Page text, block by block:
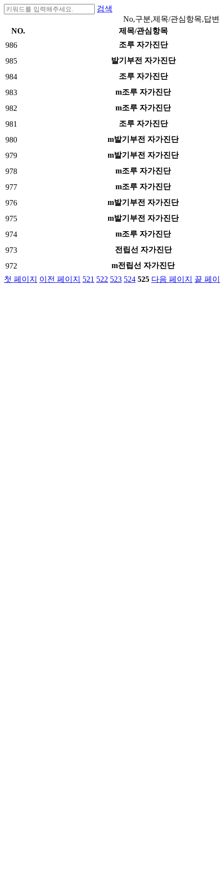
검색
No,구분,제목/관심항목,답
NO.
제목/관심항목
986
조루 자가진단
985
발기부전 자가진단
984
조루 자가진단
983
m조루 자가진단
982
m조루 자가진단
981
조루 자가진단
980
m발기부전 자가진단
979
m발기부전 자가진단
978
m조루 자가진단
977
m조루 자가진단
976
m발기부전 자가진단
975
m발기부전 자가진단
974
m조루 자가진단
973
전립선 자가진단
972
m전립선 자가진단
첫 페이지
이전 페이지 521 522 523 524 525 다음 페이지 끝 페